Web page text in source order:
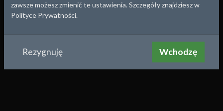
Plac budowy PFC
zawsze możesz zmienić te ustawienia. Szczegóły znajdziesz w
Polityce Prywatności.
Rezygnuję Wchodzę